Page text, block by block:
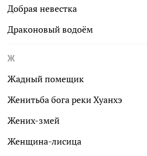
Добрая невестка
Драконовый водоём
Ж
Жадный помещик
Женитьба бога реки Хуанхэ
Жених-змей
Женщина-лисица